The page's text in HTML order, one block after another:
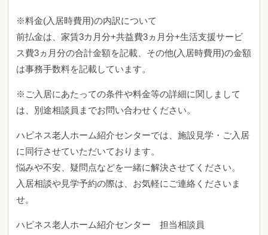
※料金(入居時費用)の内訳について
前払金は、家賃3カ月分+共益費3ヵ月分+生活支援サービ
ス費3ヵ月分の合計金額を記載、その他(入居時費用)の金額
は事務手数料を記載しています。
※ご入居にあたっての条件や料金等の詳細に関しまして
は、別途相談員までお問い合わせください。
ハピネス老人ホーム紹介センターでは、施設見学・ご入居
に同行させていただいております。
悩みや不安、疑問点などを一緒に解決させてください。
入居相談や見学予約の際は、お気軽にご連絡くださいま
せ。
ハピネス老人ホーム紹介センター 担当相談員